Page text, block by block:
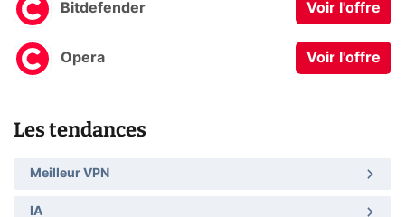
Bitdefender Voir l'offre
Opera Voir l'offre
Les tendances
Meilleur VPN
IA